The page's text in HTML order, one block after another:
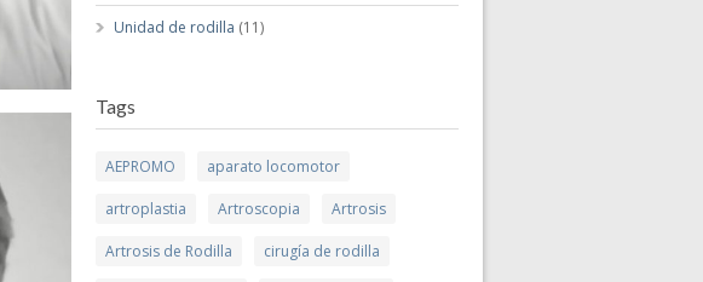
Unidad de rodilla (11)
Tags
AEPROMO aparato locomotor
artroplastia Artroscopia Artrosis
Artrosis de Rodilla cirugía de rodilla